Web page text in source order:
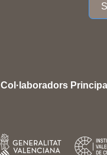
Col·laboradors